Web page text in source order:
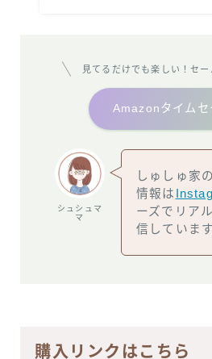
見てるだけでも楽しい！セ
Amazonタイムセ
シュシュマ
マ
しゅしゅ家
情報は
ーズでリア
信しています
購入リンクはこちら